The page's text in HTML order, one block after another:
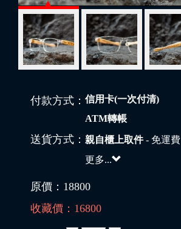
付款方式： 信用卡(一次付清)
ATM轉帳
送貨方式： 親自櫃上取件- 免運費
更多...
原價： 18800
收藏價： 16800